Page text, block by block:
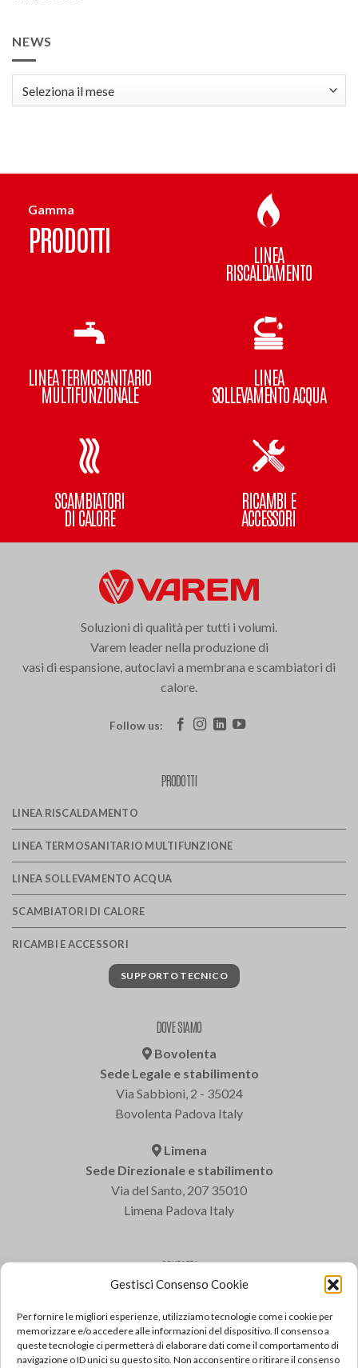
Gestisci Consenso Cookie
Per fornire le migliori esperienze, utilizziamo tecnologie come i cookie per
memorizzare e/o accedere alle informazioni del dispositivo. Il consenso a
queste tecnologie ci permetterà di elaborare dati come il comportamento di
navigazione o ID unici su questo sito. Non acconsentire o ritirare il consenso
NEWS
Gamma
PRODOTTI LINEA
RISCALDAMENTO
LINEA TERMOSANITARIO
MULTIFUNZIONALE
LINEA
SOLLEVAMENTO ACQUA
SCAMBIATORI
DI CALORE
RICAMBI E
ACCESSORI
Soluzioni di qualità per tutti i volumi.
Varem leader nella produzione di
vasi di espansione, autoclavi a membrana e scambiatori di
calore.
Follow us:
PRODOTTI
LINEA RISCALDAMENTO
LINEA TERMOSANITARIO MULTIFUNZIONE
LINEA SOLLEVAMENTO ACQUA
SCAMBIATORI DI CALORE
RICAMBI E ACCESSORI
SUPPORTO TECNICO
DOVE SIAMO
Bovolenta
Sede Legale e stabilimento
Via Sabbioni, 2 - 35024
Bovolenta Padova Italy
Limena
Sede Direzionale e stabilimento
Via del Santo, 207 35010
Limena Padova Italy
CONTATTI
Varem S.p.a.
Tel: +39 049 8840322
Fax: +39 049 8841399
Email: varem@varem.com